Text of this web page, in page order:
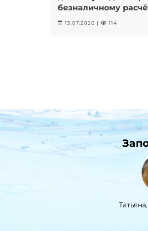
безналичному
пошаговая
13.07.2026 | 114